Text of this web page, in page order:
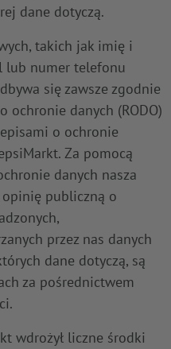
dane dotyczą.
takich jak imię i
lub numer telefonu
się zawsze zgodnie
ochronie danych (RODO)
o ochronie
Za pomocą
danych nasza
publiczną o
przez nas danych
dane dotyczą, są
za pośrednictwem
wdrożył liczne środki